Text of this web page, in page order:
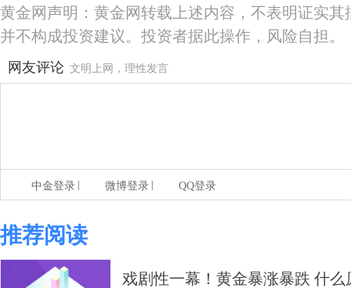
黄金网声明：黄金网转载上述内容，不表明证实
并不构成投资建议。投资者据此操作，风险自担。
网友评论 文明上网，理性发言
中金登录 微博登录 QQ登录
推荐阅读
戏剧性一幕！黄金暴涨暴跌 什